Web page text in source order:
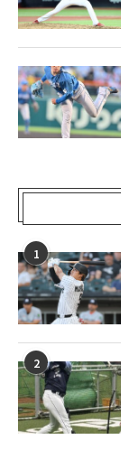
1
2